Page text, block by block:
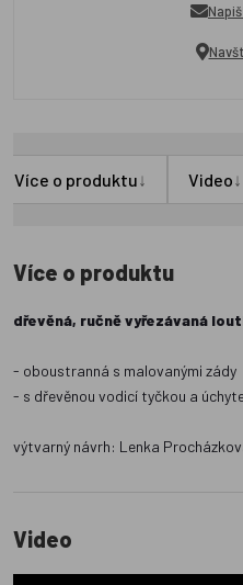
Více o produktu↓ Video↓
Více o produktu
dřevěná, ručně vyřezávaná
- oboustranná s malovanými zády
- s dřevěnou vodicí tyčkou a
výtvarný návrh: Lenka
Video